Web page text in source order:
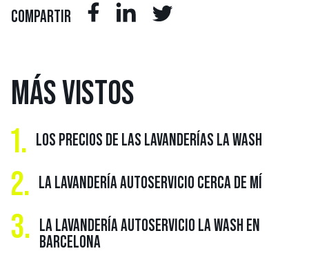
COMPARTIR
MÁSVISTOS
1.
LOS PRECIOS DE LAS LAVANDERÍAS LA WASH
2. LA LAVANDERÍA AUTOSERVICIO CERCA DE MÍ
3.
LA LAVANDERÍA AUTOSERVICIO LA WASH EN
BARCELONA